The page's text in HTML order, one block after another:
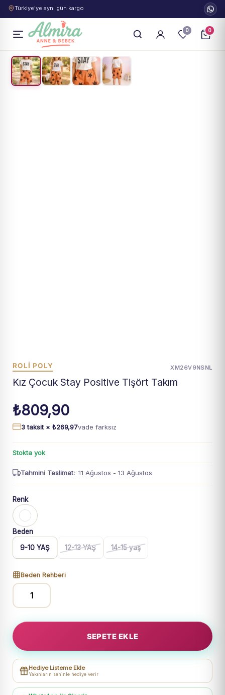
Türkiye'ye aynı gün kargo
0 0
1/4
ROLİ POLY XM26V9NSNL
Kız Çocuk Stay Positive Tişört Takım
₺809,90
3 taksit ×₺269,97vade farksız
Stokta yok
Tahmini Teslimat: 11 Ağustos - 13 Ağustos
Renk
Beden
9-10 YAŞ
12-13 YAŞ 14-15 yaş
Beden Rehberi
Stay
Positive
Tişört
Takım
adet
SEPETE EKLE
Hediye Listeme Ekle
Yakınların seninle hediye verir